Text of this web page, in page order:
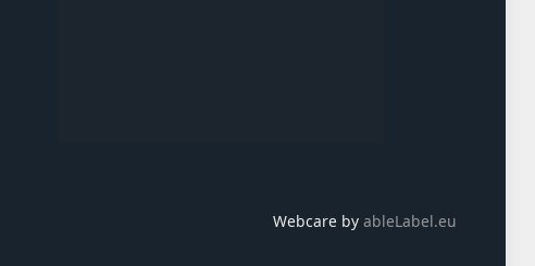
Webcare by ableLabel.eu